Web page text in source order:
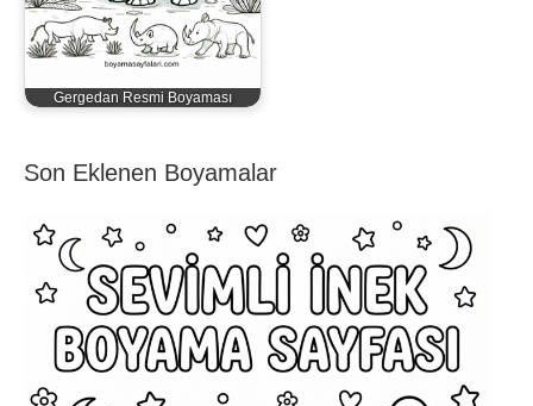
Gergedan Resmi Boyaması
Son Eklenen Boyamalar